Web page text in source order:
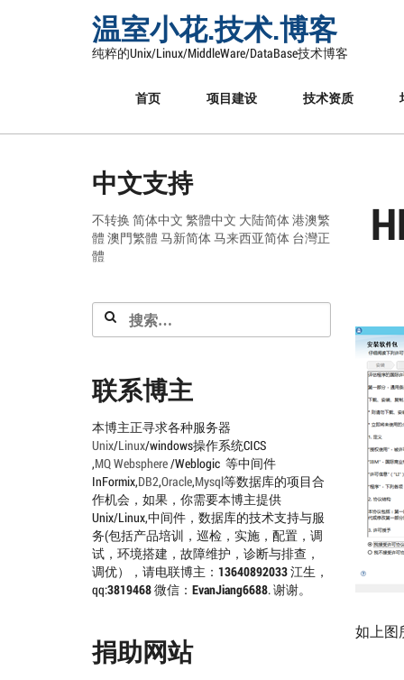
温室小花.技术.博客
纯粹的Unix/Linux/MiddleWare/DataBase技术博客
首页 项目建设 技术资质
如上图
中文支持
不转换 简体中文 繁體中文 大陆简体港澳繁
體 澳門繁體 马新简体马来西亚简体 台灣正
體
搜
索：
联系博主
本博主正寻求各种服务器
Unix/Linux/windows操作系统CICS
,MQWebsphere/Weblogic 等中间件
InFormix,DB2,Oracle,Mysql等数据库的项目合
作机会，如果，你需要本博主提供
Unix/Linux,中间件，数据库的技术支持与服
务(包括产品培训，巡检，实施，配置，调
试，环境搭建，故障维护，诊断与排查，
调优），请电联博主： 13640892033江生，
qq:3819468微信： EvanJiang6688. 谢谢。
捐助网站